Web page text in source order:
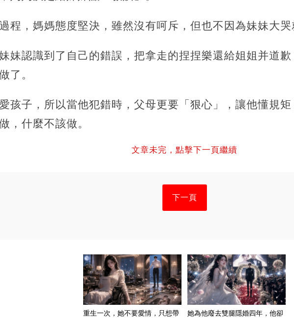
程，媽媽態度堅決，雖然沒有呵斥，但也不因為妹妹大
妹認識到了自己的錯誤，把拿走的捏捏樂還給姐姐并道
了。
孩子，所以當他犯錯時，父母更要「狠心」，讓他懂規
，什麼不該做。
文章未完，點擊下一頁繼續
下一頁
重生一次，她不要愛情，只想帶
她為他廢去雙腿隱婚四年，他卻